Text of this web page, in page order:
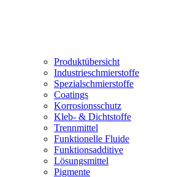
Produktübersicht
Industrieschmierstoffe
Spezialschmierstoffe
Coatings
Korrosionsschutz
Kleb- & Dichtstoffe
Trennmittel
Funktionelle Fluide
Funktionsadditive
Lösungsmittel
Pigmente